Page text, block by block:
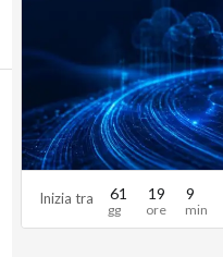
Inizia tra 61 19 9